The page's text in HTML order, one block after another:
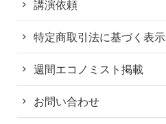
講演依頼
特定商取引法に基づく表示
週間エコノミスト掲載
お問い合わせ